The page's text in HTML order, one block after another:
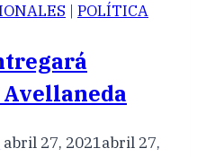
| POLÍTICA
abril 27, 2021abril 27,